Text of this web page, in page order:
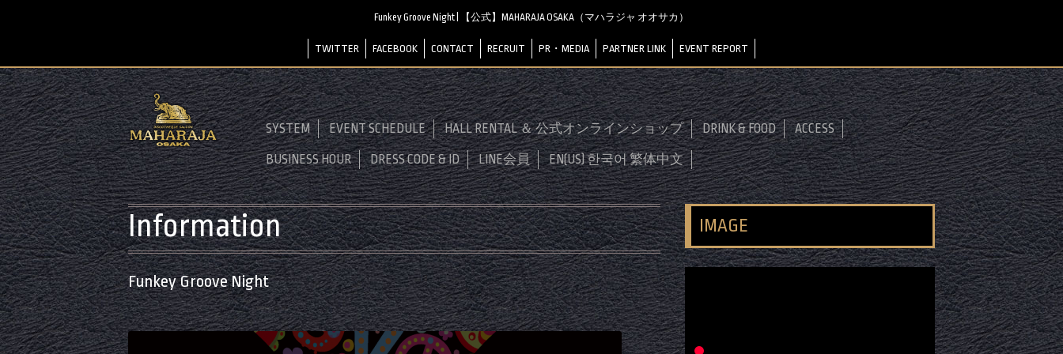
Funkey Groove Night | 【公式】MAHARAJA OSAKA（マハラジャ オオサカ）
TWITTER FACEBOOK CONTACT RECRUIT PR・MEDIA PARTNER LINK EVENT REPORT
SYSTEM EVENT SCHEDULE HALL RENTAL ＆ 公式オンラインショップ DRINK & FOOD ACCESS
BUSINESS HOUR DRESS CODE & ID LINE会員 EN(US) 한국어 繁体中文
Information
Funkey Groove Night
IMAGE